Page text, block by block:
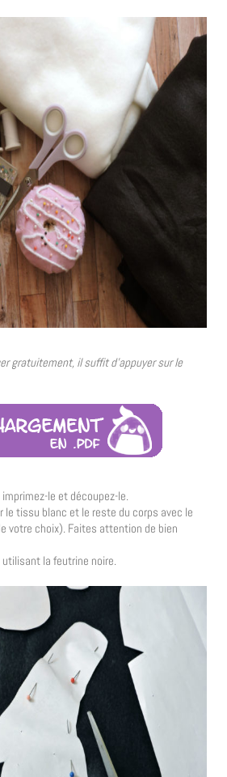
gratuitement, il suffit d’appuyer sur le
le et découpez-le.
le tissu blanc et le reste du corps avec le
votre choix). Faites attention de bien
utilisant la feutrine noire.